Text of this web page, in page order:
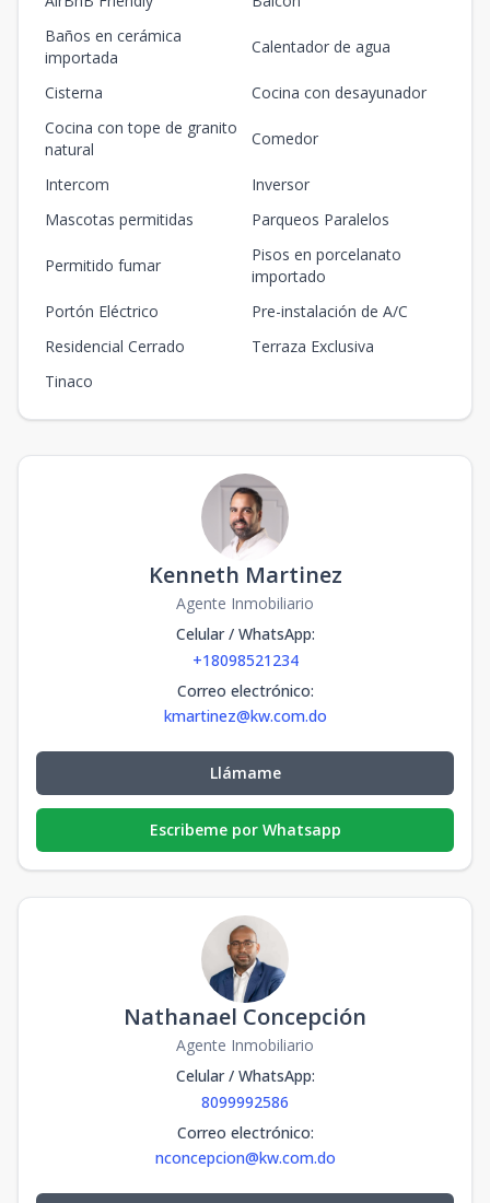
Baños en cerámica
importada
Calentador de agua
Cisterna
Cocina con desayunador
Cocina con tope de granito
natural
Comedor
Intercom
Inversor
Mascotas permitidas
Parqueos Paralelos
Permitido fumar
Pisos en porcelanato
importado
Portón Eléctrico
Pre-instalación de A/C
Residencial Cerrado
Terraza Exclusiva
Tinaco
Kenneth Martinez
Agente Inmobiliario
Celular / WhatsApp:
+18098521234
Correo electrónico:
kmartinez@kw.com.do
Llámame
Escribeme por Whatsapp
Nathanael Concepción
Agente Inmobiliario
Celular / WhatsApp:
8099992586
Correo electrónico:
nconcepcion@kw.com.do